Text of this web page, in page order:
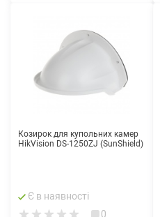
Козирок для купольних камер
HikVision DS-1250ZJ (SunShield)
Є в наявності
0